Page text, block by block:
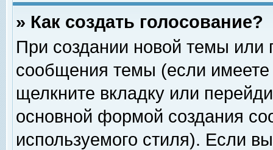
» Как создать голосование?
При создании новой темы или
сообщения темы (если
щелкните вкладку или
основной формой создания
используемого стиля). Если